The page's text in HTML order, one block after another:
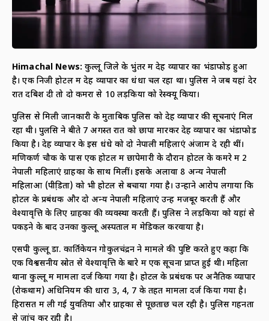
Himachal News: कुल्लू जिले के भुंतर में देह व्यापार का भंडाफोड़ हुआ
है। एक निजी होटल में देह व्यापार का धंधा चल रहा था। पुलिस ने जब यहां देर
रात दबिश दी तो दो कमरों से 10 लड़कियों को रेस्क्यू किया।
पुलिस से मिली जानकारी के मुताबिक पुलिस को देह व्यापार की सूचनाएं मिल
रहा थी। पुलसि ने बीते 7 अगस्त रात को छापा मारकर देह व्यापार का भंडाफोड
किया है। देह व्यापार के इस धंधे को दो नेपाली महिलाएं अंजाम दे रही थीं।
मणिकर्ण चौक के पास एक होटल में छापेमारी के दौरान होटल के कमरे में 2
नेपाली महिलाएं ग्राहकों के साथ मिलीं। इसके अलावा 8 अन्य नेपाली
महिलाओं (पीडि़तों) को भी होटल से बचाया गया है। उन्होंने आरोप लगाया कि
होटल के प्रबंधक और दो अन्य नेपाली महिलाएं उन्हें मजबूर करती हैं और
वेश्यावृत्ति के लिए ग्राहकों की व्यवस्था करती हैं। पुलिस ने लड़कियों को यहां से
पकड़ने के बाद उनका कुल्लू अस्पताल में मेडिकल करवाया है।
एसपी कुल्लू डा. कार्तिकेयन गोकुलचंद्रन ने मामले की पुष्टि करते हुए कहा कि
एक विश्वसनीय स्रोत से वेश्यावृत्ति के बारे में एक सूचना प्राप्त हुई थी। महिला
थाना कुल्लू में मामला दर्ज किया गया है। होटल के प्रबंधक पर अनैतिक व्यापार
(रोकथाम) अधिनियम की धारा 3, 4, 7 के तहत मामला दर्ज किया गया है।
हिरासत में ली गई युवतियों और ग्राहकों से पूछताछ चल रही है। पुलिस गहनता